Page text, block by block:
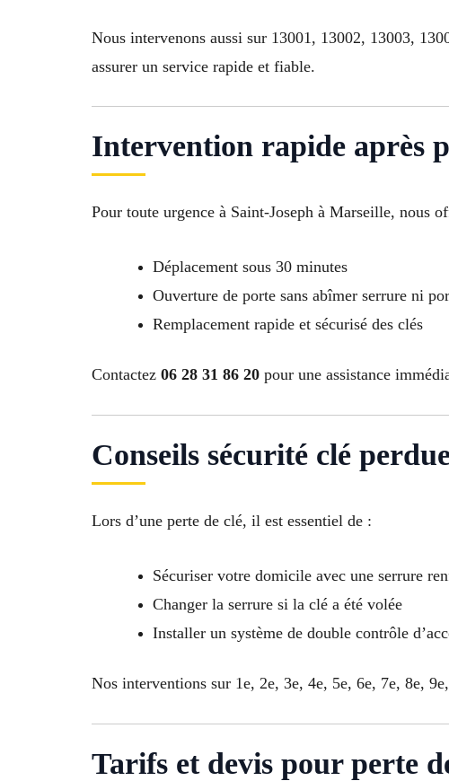
Nous intervenons aussi sur 13001, 13002, 13003,
assurer un service rapide et fiable.
Intervention rapide après
Pour toute urgence à Saint-Joseph à Marseille, nous
Déplacement sous 30 minutes
Ouverture de porte sans abîmer serrure ni
Remplacement rapide et sécurisé des clés
Contactez 06 28 31 86 20 pour une assistance
Conseils sécurité clé
Lors d’une perte de clé, il est essentiel de :
Sécuriser votre domicile avec une serrure
Changer la serrure si la clé a été volée
Installer un système de double contrôle
Nos interventions sur 1e, 2e, 3e, 4e, 5e, 6e, 7e, 8e,
Tarifs et devis pour perte